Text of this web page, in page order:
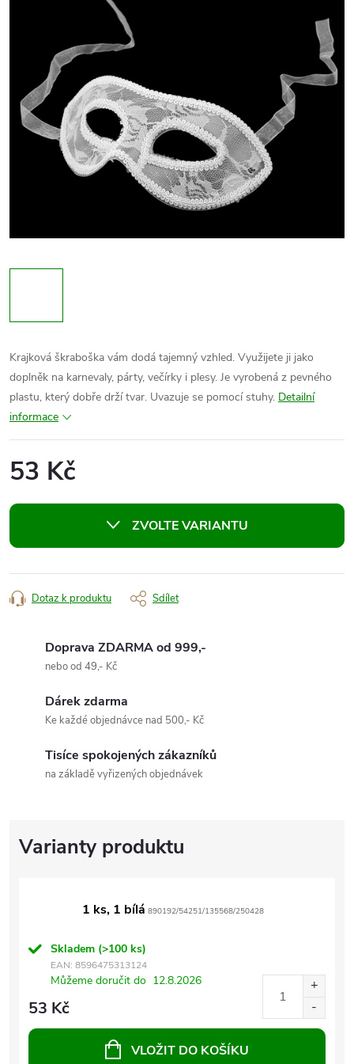
Krajková škraboška vám dodá tajemný vzhled. Využijete ji jako
doplněk na karnevaly, párty, večírky i plesy. Je vyrobená z pevného
plastu, který dobře drží tvar. Uvazuje se pomocí stuhy. Detailní
informace
53 Kč
cena:
ZVOLTE VARIANTU
Dotaz k produktu Sdílet
Doprava ZDARMA od 999,-
nebo od 49,- Kč
Dárek zdarma
Ke každé objednávce nad 500,- Kč
Tisíce spokojených zákazníků
na základě vyřizených objednávek
1 ks, 1 bílá 890192/54251/135568/250428
Skladem (>100 ks)
EAN: 8596475313124
Můžeme doručit do 12.8.2026
53 Kč
VLOŽIT DO KOŠÍKU